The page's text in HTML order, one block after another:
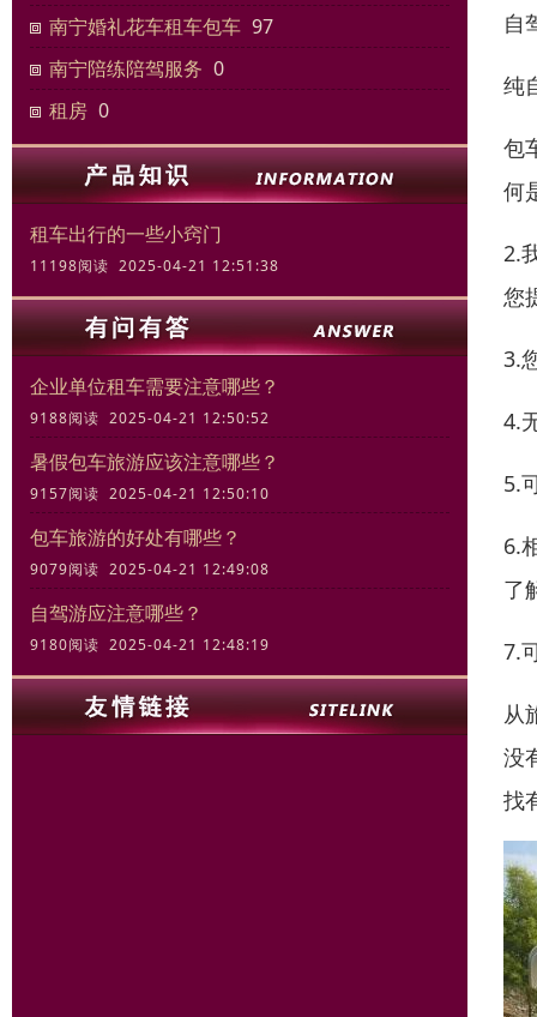
南宁婚礼花车租车包车 97
南宁陪练陪驾服务 0
租房 0
租车出行的一些小窍门
11198阅读 2025-04-21 12:51:38
企业单位租车需要注意哪些？
9188阅读 2025-04-21 12:50:52
暑假包车旅游应该注意哪些？
9157阅读 2025-04-21 12:50:10
包车旅游的好处有哪些？
9079阅读 2025-04-21 12:49:08
自驾游应注意哪些？
9180阅读 2025-04-21 12:48:19
自
纯
包
何
2.
您
3.
4.
5.
6.
了
7.
从
没
找